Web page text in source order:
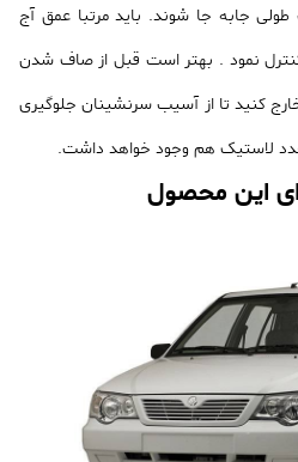
صورت طولی جابه جا شوند. باید مرتبا عمق آج
نمود . بهتر است قبل از صاف شدن
کنید تا از آسیب سرنشینان جلوگیری
لاستیک هم وجود خواهد داشت.
این محصول